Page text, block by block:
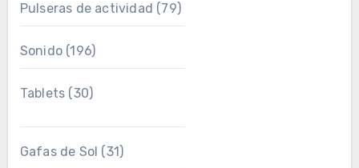
Pulseras de actividad (79)
Sonido(196)
Tablets (30)
Gafas de Sol (31)